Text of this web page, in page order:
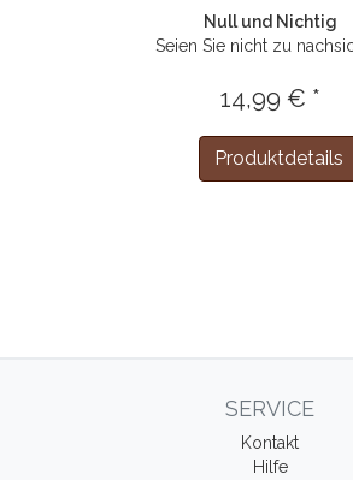
Null und Nichtig
Seien Sie nicht zu
14,99 € *
Produktdetails
SERVICE
Kontakt
Hilfe